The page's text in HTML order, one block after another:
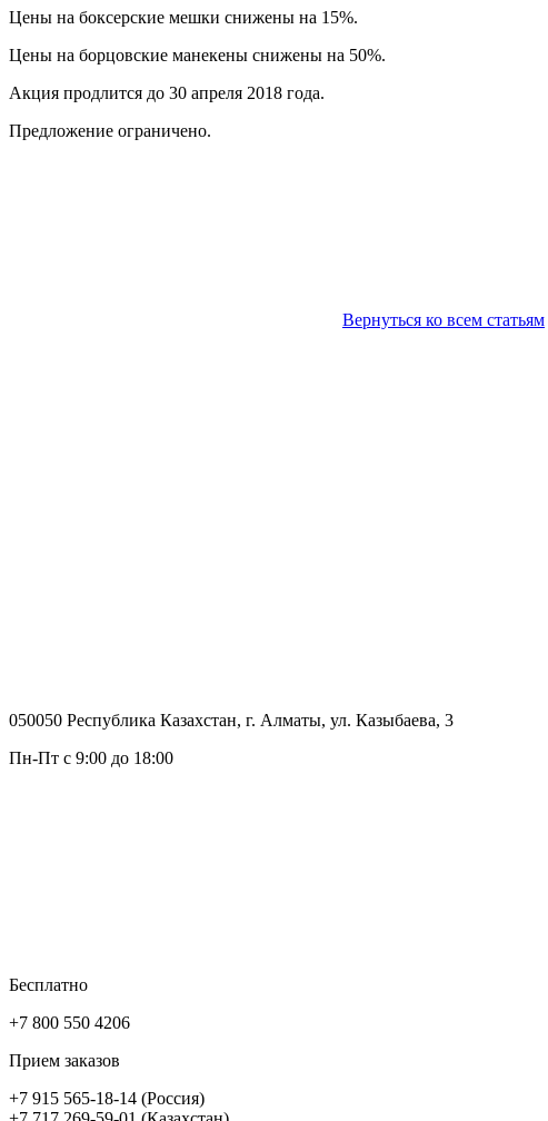
Цены на боксерские мешки снижены на 15%.
Цены на борцовские манекены снижены на 50%.
Акция продлится до 30 апреля 2018 года.
Предложение ограничено.
Вернуться ко всем статьям
050050 Республика Казахстан, г. Алматы, ул. Казыбаева, 3
Пн-Пт с 9:00 до 18:00
Бесплатно
+7 800 550 4206
Прием заказов
+7 915 565-18-14 (Россия)